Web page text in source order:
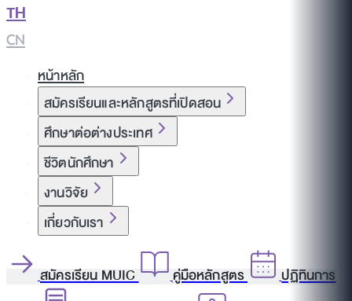
TH
CN
หน้าหลัก
สมัครเรียนและหลักสูตรที่เปิดสอน
ศึกษาต่อต่างประเทศ
ชีวิตนักศึกษา
งานวิจัย
เกี่ยวกับเรา
สมัครเรียน MUIC คู่มือหลักสูตร
ปฏิทินการ